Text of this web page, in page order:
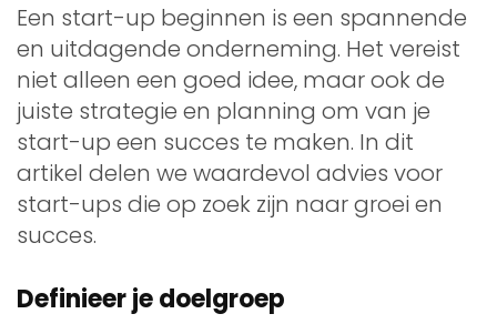
Een start-up beginnen is een spannende
en uitdagende onderneming. Het vereist
niet alleen een goed idee, maar ook de
juiste strategie en planning om van je
start-up een succes te maken. In dit
artikel delen we waardevol advies voor
start-ups die op zoek zijn naar groei en
succes.
Definieer je doelgroep